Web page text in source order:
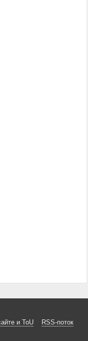
и ToU RSS-поток